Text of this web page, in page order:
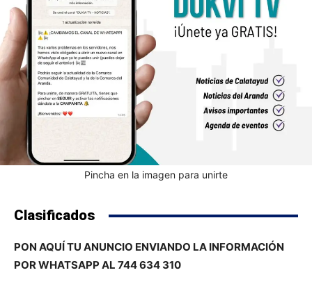
Pincha en la imagen para unirte
Clasificados
PON AQUÍ TU ANUNCIO ENVIANDO LA INFORMACIÓN
POR WHATSAPP AL 744 634 310